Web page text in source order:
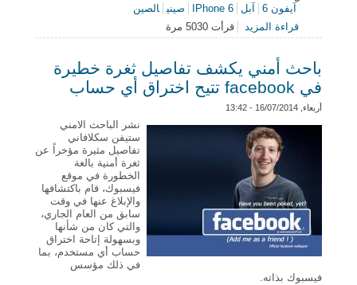
آيفون 6
آبل IPhone 6 صيني الصين
قراءة المزيد
حول "IPhone 6" صيني جديد مقابل 32 دولاراً فقط
قرأت 5030 مرة
باحث أمني يكشف تفاصيل ثغرة خطيرة
في facebook تتيح اختراق أي حساب
أربعاء, 16/07/2014 - 13:42
نشر الباحث الامني
ستيفن سكلافاني
تفاصيل مثيرة مؤخراً عن
ثغرة أمنية بالغة
الخطورة في موقع
فيسبوك، قام باكتشافها
والإبلاغ عنها في وقت
سابق من العام الجاري،
والتي كان من شأنها
وبسهولة إتاحة اختراق
حساب أي مستخدم، بما
في ذلك مؤسس
فيسبوك بذاته.